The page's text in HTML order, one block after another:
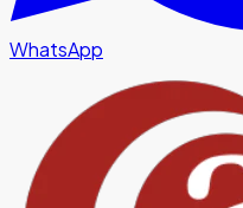
WhatsApp